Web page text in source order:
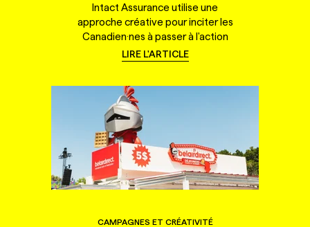
Intact Assurance utilise une
approche créative pour inciter les
Canadien·nes à passer à l'action
LIRE L'ARTICLE
CAMPAGNES ET CRÉATIVITÉ